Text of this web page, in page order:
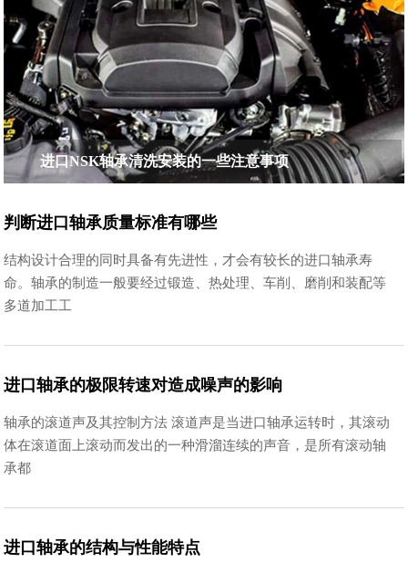
进口NSK轴承清洗安装的一些注意事项
判断进口轴承质量标准有哪些
结构设计合理的同时具备有先进性，才会有较长的进口轴承寿
命。轴承的制造一般要经过锻造、热处理、车削、磨削和装配等
多道加工工
进口轴承的极限转速对造成噪声的影响
轴承的滚道声及其控制方法 滚道声是当进口轴承运转时，其滚动
体在滚道面上滚动而发出的一种滑溜连续的声音，是所有滚动轴
承都
进口轴承的结构与性能特点